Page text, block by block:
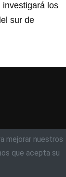
mejorar nuestros
que acepta su
investigará los
sur de
Aviso legal